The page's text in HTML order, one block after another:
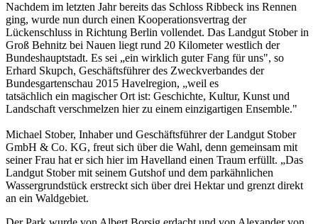
Nachdem im letzten Jahr bereits das Schloss Ribbeck ins Rennen
ging, wurde nun durch einen Kooperationsvertrag der
Lückenschluss in Richtung Berlin vollendet. Das Landgut Stober in
Groß Behnitz bei Nauen liegt rund 20 Kilometer westlich der
Bundeshauptstadt. Es sei „ein wirklich guter Fang für uns", so
Erhard Skupch, Geschäftsführer des Zweckverbandes der
Bundesgartenschau 2015 Havelregion, „weil es
tatsächlich ein magischer Ort ist: Geschichte, Kultur, Kunst und
Landschaft verschmelzen hier zu einem einzigartigen Ensemble."
Michael Stober, Inhaber und Geschäftsführer der Landgut Stober
GmbH & Co. KG, freut sich über die Wahl, denn gemeinsam mit
seiner Frau hat er sich hier im Havelland einen Traum erfüllt. „Das
Landgut Stober mit seinem Gutshof und dem parkähnlichen
Wassergrundstück erstreckt sich über drei Hektar und grenzt direkt
an ein Waldgebiet.